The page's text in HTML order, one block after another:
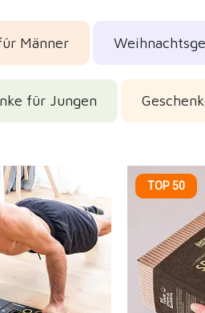
Männer
für Jungen
TOP 50